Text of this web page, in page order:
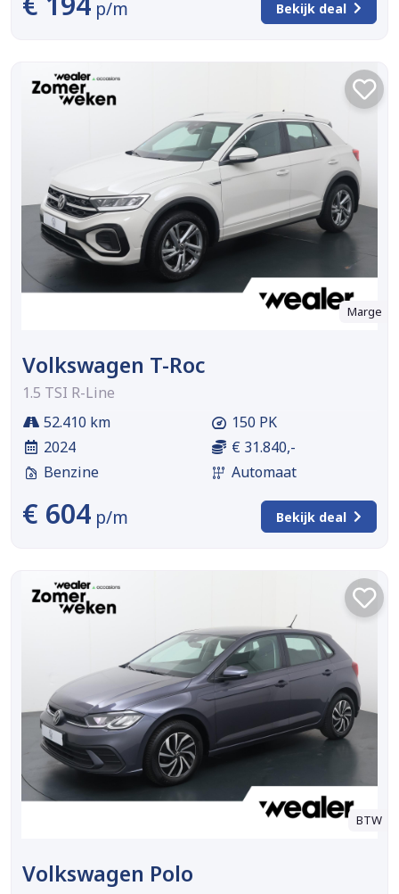
p/m Bekijk deal
Marge
Volkswagen T-Roc
1.5 TSI R-Line
52.410 km
2024
Benzine
150 PK
€ 31.840,-
Automaat
€ 604 p/m Bekijk deal
BTW
Volkswagen Polo